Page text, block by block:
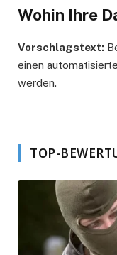
Wohin Ihre
Vorschlagstext:
einen
werden.
TOP-